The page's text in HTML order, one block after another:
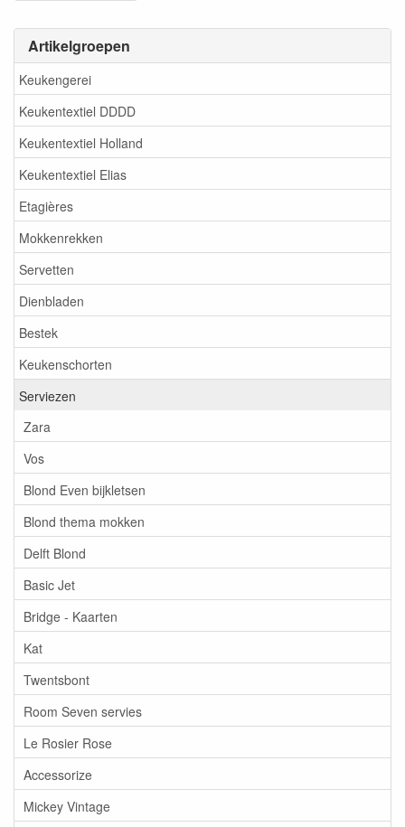
Artikelgroepen
Keukengerei
Keukentextiel DDDD
Keukentextiel Holland
Keukentextiel Elias
Etagières
Mokkenrekken
Servetten
Dienbladen
Bestek
Keukenschorten
Serviezen
Zara
Vos
Blond Even bijkletsen
Blond thema mokken
Delft Blond
Basic Jet
Bridge - Kaarten
Kat
Twentsbont
Room Seven servies
Le Rosier Rose
Accessorize
Mickey Vintage